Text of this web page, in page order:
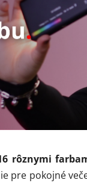
rôznymi
pokojné